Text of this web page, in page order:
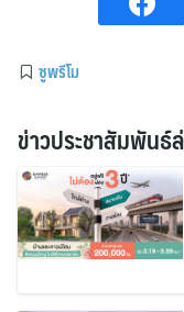
ซูพรีโม
ข่าวประชาสัมพันธ์